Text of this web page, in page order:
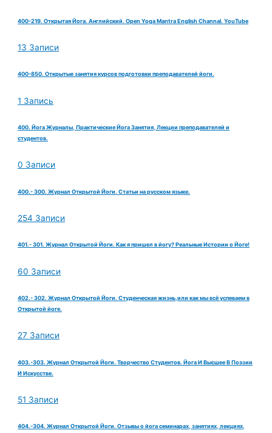
400-219. Открытая Йога. Английский. Open Yoga Mantra English Channal. YouTube
13 Записи
400-850. Открытые занятия курсов подготовки преподавателей йоги.
1 Запись
400. Йога Журналы, Практические Йога Занятия, Лекции преподавателей и
студентов.
0 Записи
400.- 300. Журнал Открытой Йоги. Статьи на русском языке.
254 Записи
401.- 301. Журнал Открытой Йоги. Как я пришел в йогу? Реальные Истории о Йоге!
60 Записи
402.- 302. Журнал Открытой Йоги. Студенческая жизнь,или как мы всё успеваем в
Открытой йоге.
27 Записи
403.-303. Журнал Открытой Йоги. Творчество Студентов. Йога И Высшее В Поэзии
И Искусстве.
51 Записи
404.-304. Журнал Открытой Йоги. Отзывы о йога семинарах, занятиях, лекциях,